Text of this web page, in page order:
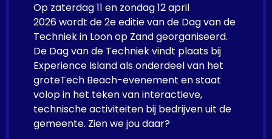
Op zaterdag 11 en zondag 12 april
2026 wordt de 2e editie van de Dag van de
Techniek in Loon op Zand georganiseerd.
De Dag van de Techniek vindt plaats bij
Experience Island als onderdeel van het
groteTech Beach-evenement en staat
volop in het teken van interactieve,
technische activiteiten bij bedrijven uit de
gemeente. Zien we jou daar?